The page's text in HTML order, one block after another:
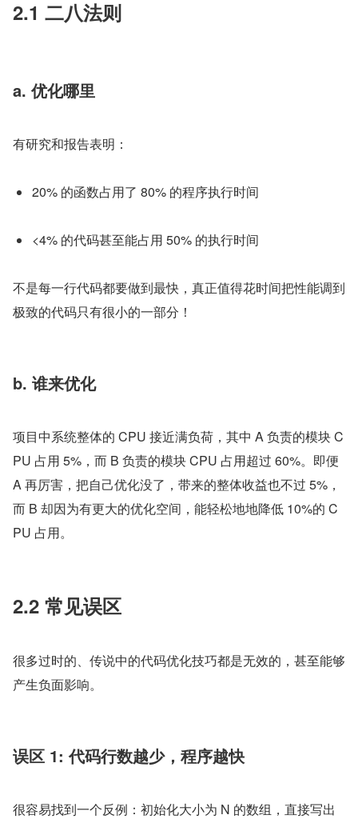
2.1 二八法则
a. 优化哪里
有研究和报告表明：
20% 的函数占用了 80% 的程序执行时间
<4% 的代码甚至能占用 50% 的执行时间
不是每一行代码都要做到最快，真正值得花时间把性能调到
极致的代码只有很小的一部分！
b. 谁来优化
项目中系统整体的 CPU 接近满负荷，其中 A 负责的模块 C
PU 占用 5%，而 B 负责的模块 CPU 占用超过 60%。即便
A 再厉害，把自己优化没了，带来的整体收益也不过 5%，
而 B 却因为有更大的优化空间，能轻松地地降低 10%的 C
PU 占用。
2.2 常见误区
很多过时的、传说中的代码优化技巧都是无效的，甚至能够
产生负面影响。
误区 1: 代码行数越少，程序越快
很容易找到一个反例：初始化大小为 N 的数组，直接写出